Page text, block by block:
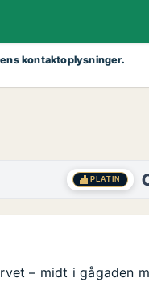
kontaktoplysninger.
PLATIN
– midt i gågaden